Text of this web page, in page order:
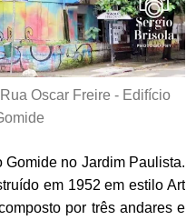
Oscar Freire - Edifício
no Jardim Paulista.
em 1952 em estilo Art
por três andares e